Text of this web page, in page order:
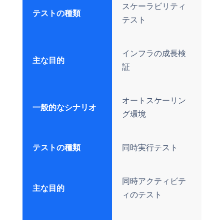
テストの種類
スケーラビリティ
テスト
主な目的
インフラの成長検
証
一般的なシナリオ
オートスケーリン
グ環境
テストの種類 同時実行テスト
主な目的
同時アクティビテ
ィのテスト